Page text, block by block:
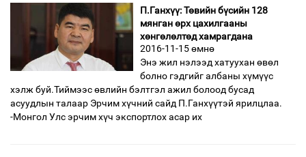
П.Ганхүү: Төвийн бүсийн 128
мянган өрх цахилгааны
хөнгөлөлтөд хамрагдана
2016-11-15 өмнө
Энэ жил нэлээд хатуухан өвөл
болно гэдгийг албаны хүмүүс
хэлж буй.Тиймээс өвлийн бэлтгэл ажил болоод бусад
асуудлын талаар Эрчим хүчний сайд П.Ганхүүтэй ярилцлаа.
-Монгол Улс эрчим хүч экспортлох асар их